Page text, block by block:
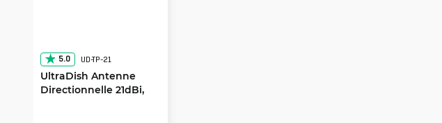
5.0 UD-TP-21
UltraDish Antenne
Directionnelle 21dBi,